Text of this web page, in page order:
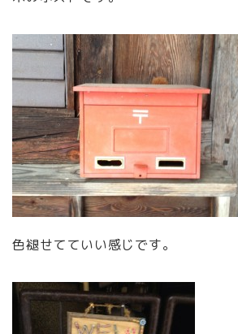
色褪せてていい感じです。